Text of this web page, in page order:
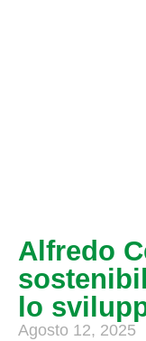
Alfredo
lo
Agosto 12, 2025